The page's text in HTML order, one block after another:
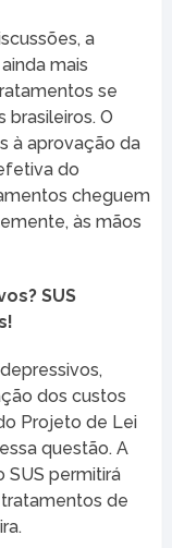
a
mais
se
O
à aprovação da
do
cheguem
às mãos
SUS
dos custos
Projeto de Lei
questão. A
SUS permitirá
de